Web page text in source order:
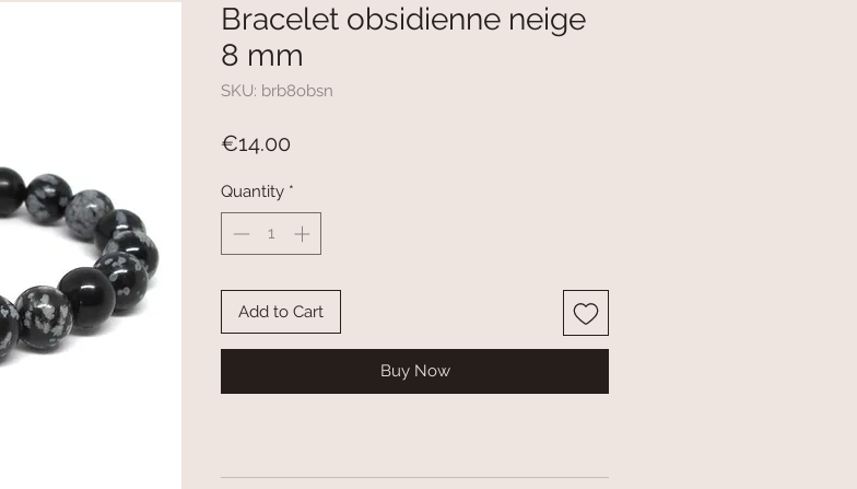
Bracelet obsidienne neige
8 mm
SKU: brb8obsn
€14.00
Quantity *
Add to Cart
Buy Now